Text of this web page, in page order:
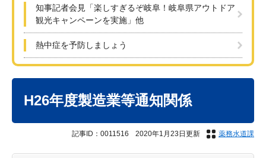
知事記者会見「楽しすぎるぞ岐阜！岐阜県アウトドア
観光キャンペーンを実施」他
熱中症を予防しましょう
H26年度製造業等通知関係
記事ID：0011516 2020年1月23日更新 薬務水道課